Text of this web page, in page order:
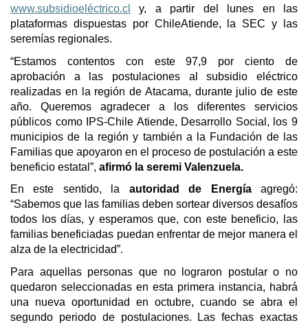
www.subsidioeléctrico.cl
y, a partir del lunes en las
plataformas dispuestas por ChileAtiende, la SEC y las
seremías regionales.
“Estamos contentos con este 97,9 por ciento de
aprobación a las postulaciones al subsidio eléctrico
realizadas en la región de Atacama, durante julio de este
año. Queremos agradecer a los diferentes servicios
públicos como IPS-Chile Atiende, Desarrollo Social, los 9
municipios de la región y también a la Fundación de las
Familias que apoyaron en el proceso de postulación a este
beneficio estatal”, afirmó la seremi Valenzuela.
En este sentido, la autoridad de Energíaagregó:
“Sabemos que las familias deben sortear diversos desafíos
todos los días, y esperamos que, con este beneficio, las
familias beneficiadas puedan enfrentar de mejor manera el
alza de la electricidad”.
Para aquellas personas que no lograron postular o no
quedaron seleccionadas en esta primera instancia, habrá
una nueva oportunidad en octubre, cuando se abra el
segundo periodo de postulaciones. Las fechas exactas